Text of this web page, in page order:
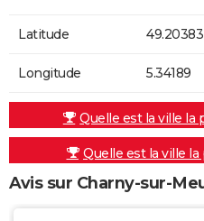
Latitude 49.20383
Longitude 5.34189
Quelle est la ville la
Quelle est la ville la
Avis sur Charny-sur-